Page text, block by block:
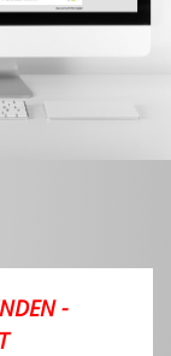
-